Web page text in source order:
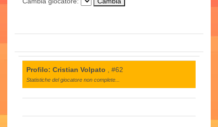
Profilo: Cristian Volpato , #62
Statistiche del giocatore non complete...